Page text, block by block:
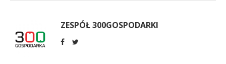
ZESPÓŁ 300GOSPODARKI